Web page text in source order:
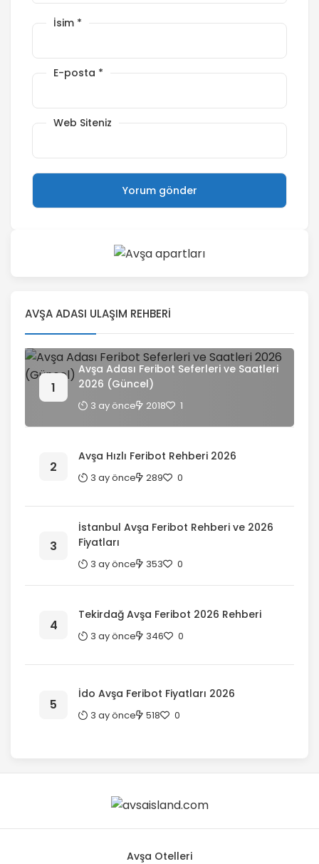
İsim *
E-posta *
Web Siteniz
AVŞA ADASI ULAŞIM REHBERI
Avşa Adası Feribot Seferleri ve Saatleri
2026 (Güncel)
3 ay önce 2018 1
Avşa Hızlı Feribot Rehberi 2026
3 ay önce 289 0
İstanbul Avşa Feribot Rehberi ve 2026
Fiyatları
3 ay önce 353 0
Tekirdağ Avşa Feribot 2026 Rehberi
3 ay önce 346 0
İdo Avşa Feribot Fiyatları 2026
3 ay önce 518 0
Avşa Otelleri